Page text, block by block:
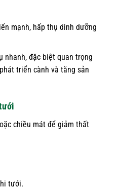
mạnh, hấp thụ dinh dưỡng
nhanh, đặc biệt quan trọng
triển cành và tăng sản
chiều mát để giảm thất
tưới.